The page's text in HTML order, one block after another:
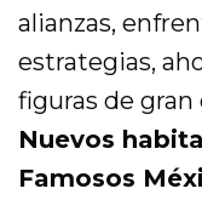
alianzas,
estrategias,
figuras de
Nuevos
Famosos